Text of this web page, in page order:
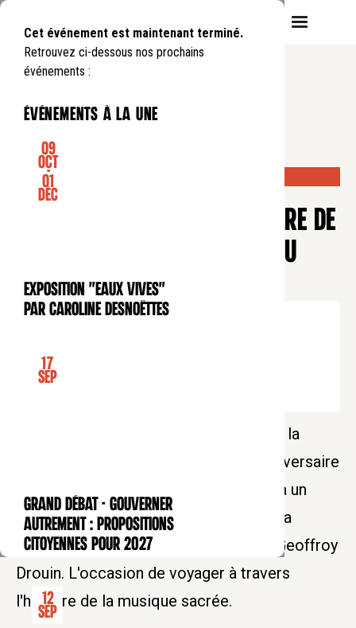
Cet événement est maintenant terminé.
Retrouvez ci-dessous nos prochains
événements :
événements à la une
EXPOSITION
09
Oct
-
01
Déc
Exposition "Eaux Vives"
par Caroline Desnoëttes
CONFÉRENCE
17
Sep
GRAND DÉBAT - Gouverner
autrement : propositions
citoyennes pour 2027
12
Sep
CONCERT
CONCERT POUR L'ANNIVERSAIRE DE
LA FACULTÉ NOTRE-DAME ET DU
SÉMINAIRE DE PARIS
Lundi 24
.
03de20:00 à22:00
Tarif réduit : 15€
À l'occasion du 25ème anniversaire de la
Faculté Notre-Dame et du 40ème anniversaire
du séminaire de Paris, venez assister à un
grand concert a capella couronné par la
création mondiale du "Magnificat" de Geoffroy
Drouin. L'occasion de voyager à travers
l'histoire de la musique sacrée.